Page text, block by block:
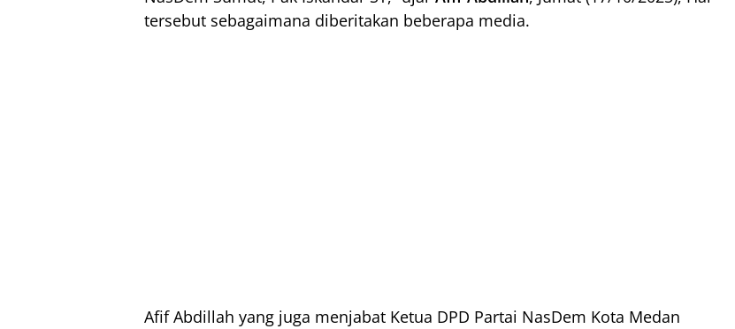
tersebut sebagaimana diberitakan beberapa media.
Afif Abdillah yang juga menjabat Ketua DPD Partai NasDem Kota Medan